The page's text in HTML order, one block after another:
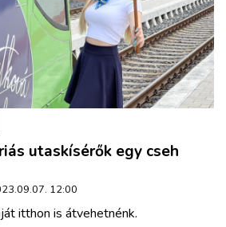
utaskísérők egy cseh
12:00
itthon is átvehetnénk.